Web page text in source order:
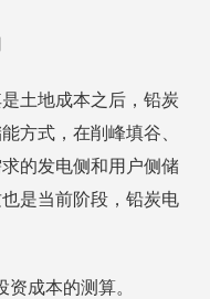
土地成本之后，铅炭
方式，在削峰填谷、
的发电侧和用户侧储
是当前阶段，铅炭电
成本的测算。